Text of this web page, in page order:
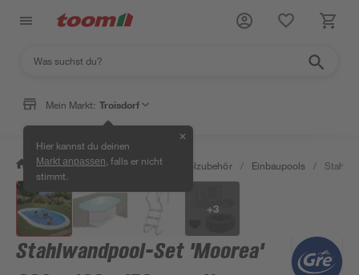
Mein Markt: Troisdorf
Hier kannst du deinen
Markt anpassen , falls er nicht
stimmt.
✕
/ Garten & Freizeit / Pools & Poolzubehör / Einbaupools /
+3
Stahlwandpool-Set 'Moorea'